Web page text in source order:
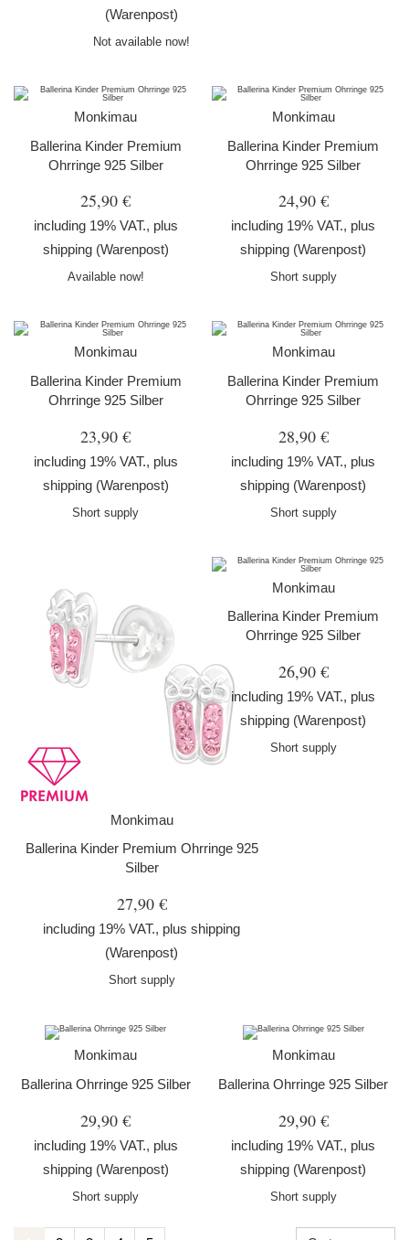
(Warenpost)
Not available now!
Monkimau
Ballerina Kinder Premium
Ohrringe 925 Silber
25,90 €
including 19% VAT., plus
shipping (Warenpost)
Available now!
Monkimau
Ballerina Kinder Premium
Ohrringe 925 Silber
24,90 €
including 19% VAT., plus
shipping (Warenpost)
Short supply
Monkimau
Ballerina Kinder Premium
Ohrringe 925 Silber
23,90 €
including 19% VAT., plus
shipping (Warenpost)
Short supply
Monkimau
Ballerina Kinder Premium
Ohrringe 925 Silber
28,90 €
including 19% VAT., plus
shipping (Warenpost)
Short supply
Monkimau
Ballerina Kinder Premium Ohrringe 925
Silber
27,90 €
including 19% VAT., plus shipping
(Warenpost)
Short supply
Monkimau
Ballerina Kinder Premium
Ohrringe 925 Silber
26,90 €
including 19% VAT., plus
shipping (Warenpost)
Short supply
Monkimau
Ballerina Ohrringe 925 Silber
29,90 €
including 19% VAT., plus
shipping (Warenpost)
Short supply
Monkimau
Ballerina Ohrringe 925 Silber
29,90 €
including 19% VAT., plus
shipping (Warenpost)
Short supply